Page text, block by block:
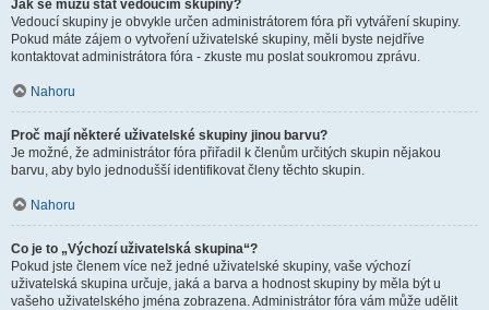
Jak se můžu stát vedoucím skupiny?
Vedoucí skupiny je obvykle určen administrátorem fóra při vytváření skupiny.
Pokud máte zájem o vytvoření uživatelské skupiny, měli byste nejdříve
kontaktovat administrátora fóra - zkuste mu poslat soukromou zprávu.
Nahoru
Proč mají některé uživatelské skupiny jinou barvu?
Je možné, že administrátor fóra přiřadil k členům určitých skupin nějakou
barvu, aby bylo jednodušší identifikovat členy těchto skupin.
Nahoru
Co je to „Výchozí uživatelská skupina“?
Pokud jste členem více než jedné uživatelské skupiny, vaše výchozí
uživatelská skupina určuje, jaká a barva a hodnost skupiny by měla být u
vašeho uživatelského jména zobrazena. Administrátor fóra vám může udělit